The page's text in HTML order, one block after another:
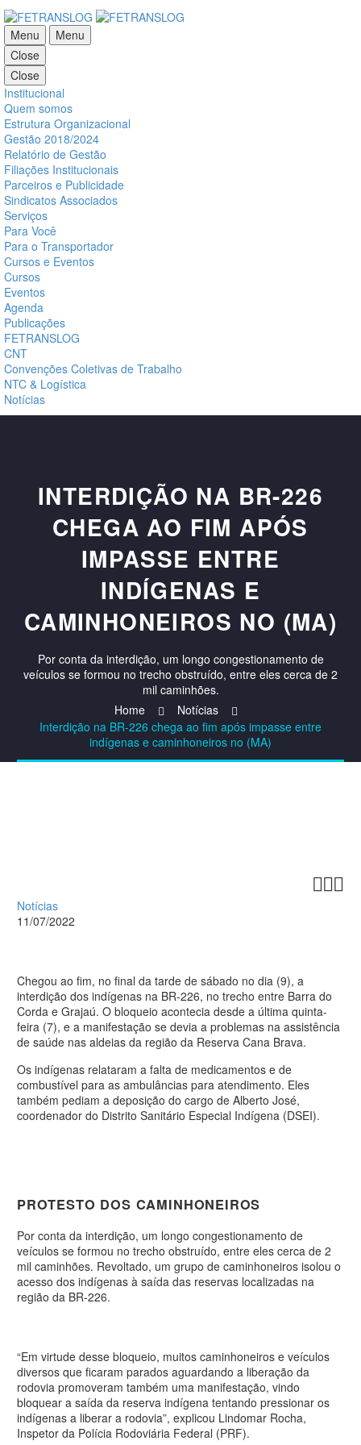
Menu
Menu
Close
Close
Institucional
Quem somos
Estrutura Organizacional
Gestão 2018/2024
Relatório de Gestão
Filiações Institucionais
Parceiros e Publicidade
Sindicatos Associados
Serviços
Para Você
Para o Transportador
Cursos e Eventos
Cursos
Eventos
Agenda
Publicações
FETRANSLOG
CNT
Convenções Coletivas de Trabalho
NTC & Logística
Notícias
INTERDIÇÃO NA BR-226
CHEGA AO FIM APÓS
IMPASSE ENTRE
INDÍGENAS E
CAMINHONEIROS NO (MA)
Por conta da interdição, um longo congestionamento de
veículos se formou no trecho obstruído, entre eles cerca de 2
mil caminhões.
Home
Notícias
Interdição na BR-226 chega ao fim após impasse entre
indígenas e caminhoneiros no (MA)

Notícias
11/07/2022
Chegou ao fim, no final da tarde de sábado no dia (9), a
interdição dos indígenas na BR-226, no trecho entre Barra do
Corda e Grajaú. O bloqueio acontecia desde a última quinta-
feira (7), e a manifestação se devia a problemas na assistência
de saúde nas aldeias da região da Reserva Cana Brava.
Os indígenas relataram a falta de medicamentos e de
combustível para as ambulâncias para atendimento. Eles
também pediam a deposição do cargo de Alberto José,
coordenador do Distrito Sanitário Especial Indígena (DSEI).
PROTESTO DOS CAMINHONEIROS
Por conta da interdição, um longo congestionamento de
veículos se formou no trecho obstruído, entre eles cerca de 2
mil caminhões. Revoltado, um grupo de caminhoneiros isolou o
acesso dos indígenas à saída das reservas localizadas na
região da BR-226.
“Em virtude desse bloqueio, muitos caminhoneiros e veículos
diversos que ficaram parados aguardando a liberação da
rodovia promoveram também uma manifestação, vindo
bloquear a saída da reserva indígena tentando pressionar os
indígenas a liberar a rodovia”, explicou Lindomar Rocha,
Inspetor da Polícia Rodoviária Federal (PRF).